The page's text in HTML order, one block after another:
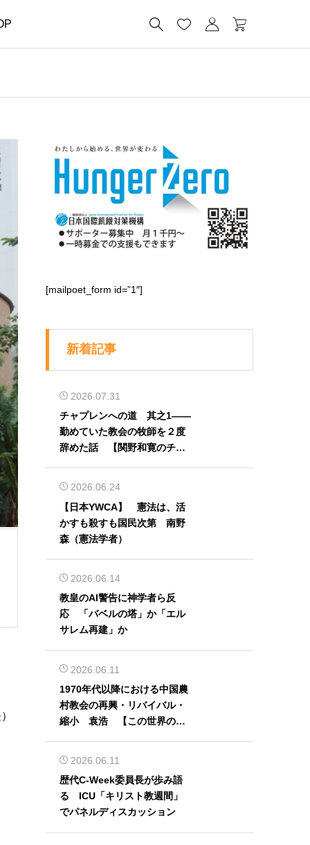
   
[mailpoet_form id=”1″]
新着記事
2026.07.31
チャプレンへの道 其之1――
勤めていた教会の牧師を２度
辞めた話 【関野和寛のチャ
2026.06.24
【日本YWCA】 憲法は、活
かすも殺すも国民次第 南野
森（憲法学者）
2026.06.14
教皇のAI警告に神学者ら反
応 「バベルの塔」か「エル
サレム再建」か
2026.06.11
1970年代以降における中国農
村教会の再興・リバイバル・
縮小 袁浩 【この世界の片
2026.06.11
歴代C-Week委員長が歩み語
る ICU「キリスト教週間」
でパネルディスカッション